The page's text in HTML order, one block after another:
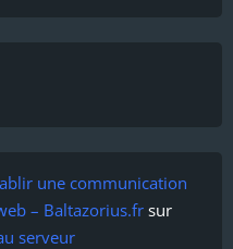
une communication
– Baltazorius.frsur
serveur